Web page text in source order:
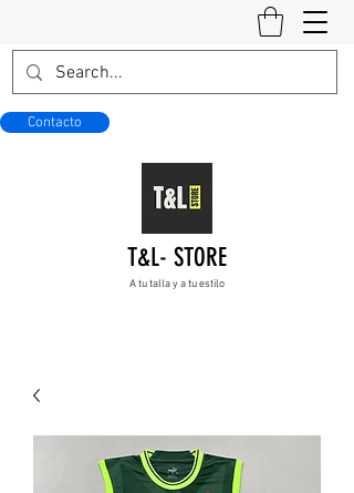
Contacto
T&L- STORE
A tu talla y a tu estilo